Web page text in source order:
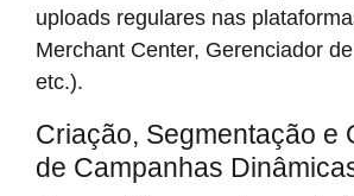
uploads regulares nas
Merchant Center, Gerenciador
etc.).
Criação, Segmentação e
de Campanhas